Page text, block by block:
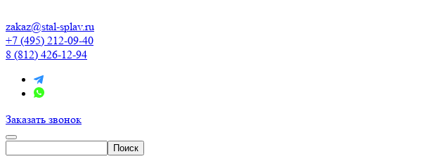
zakaz@stal-splav.ru
+7 (495) 212-09-40
8 (812) 426-12-94
Заказать звонок